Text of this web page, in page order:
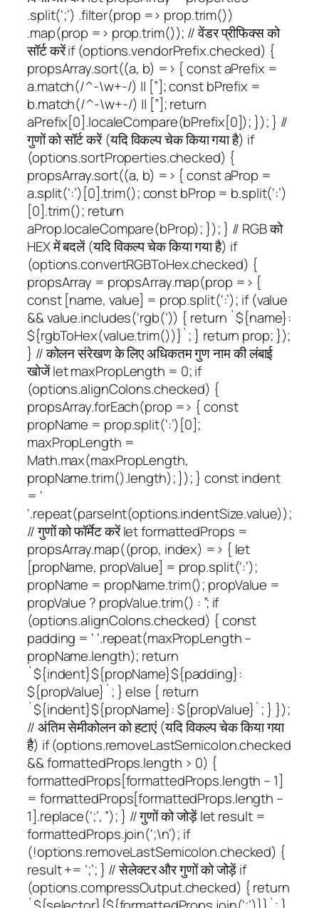
.split(‘;’) .filter(prop => prop.trim())
.map(prop => prop.trim()); // वेंडर प्रीफिक्स को
सॉर्ट करें if (options.vendorPrefix.checked) {
propsArray.sort((a, b) => { const aPrefix =
a.match(/^-\w+-/) || [”]; const bPrefix =
b.match(/^-\w+-/) || [”]; return
aPrefix[0].localeCompare(bPrefix[0]); }); } //
गुणों को सॉर्ट करें (यदि विकल्प चेक किया गया है) if
(options.sortProperties.checked) {
propsArray.sort((a, b) => { const aProp =
a.split(‘:’)[0].trim(); const bProp = b.split(‘:’)
[0].trim(); return
aProp.localeCompare(bProp); }); } // RGB को
HEX में बदलें (यदि विकल्प चेक किया गया है) if
(options.convertRGBToHex.checked) {
propsArray = propsArray.map(prop => {
const [name, value] = prop.split(‘:’); if (value
&& value.includes(‘rgb(‘)) { return `${name}:
${rgbToHex(value.trim())}`; } return prop; });
} // कोलन संरेखण के लिए अधिकतम गुण नाम की लंबाई
खोजें let maxPropLength = 0; if
(options.alignColons.checked) {
propsArray.forEach(prop => { const
propName = prop.split(‘:’)[0];
maxPropLength =
Math.max(maxPropLength,
propName.trim().length); }); } const indent
= ‘
‘.repeat(parseInt(options.indentSize.value));
// गुणों को फॉर्मेट करें let formattedProps =
propsArray.map((prop, index) => { let
[propName, propValue] = prop.split(‘:’);
propName = propName.trim(); propValue =
propValue ? propValue.trim() : ”; if
(options.alignColons.checked) { const
padding = ‘ ‘.repeat(maxPropLength –
propName.length); return
`${indent}${propName}${padding}:
${propValue}`; } else { return
`${indent}${propName}: ${propValue}`; } });
// अंतिम सेमीकोलन को हटाएं (यदि विकल्प चेक किया गया
है) if (options.removeLastSemicolon.checked
&& formattedProps.length > 0) {
formattedProps[formattedProps.length – 1]
= formattedProps[formattedProps.length –
1].replace(‘;’, ”); } // गुणों को जोड़ें let result =
formattedProps.join(‘;\n’); if
(!options.removeLastSemicolon.checked) {
result += ‘;’; } // सेलेक्टर और गुणों को जोड़ें if
(options.compressOutput.checked) { return